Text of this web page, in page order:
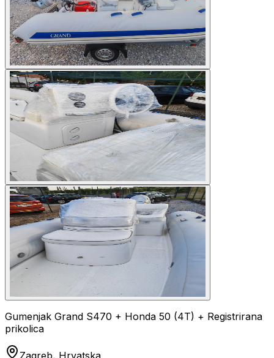
Gumenjak Grand S470 + Honda 50 (4T) + Registrirana
prikolica
Zagreb, Hrvatska